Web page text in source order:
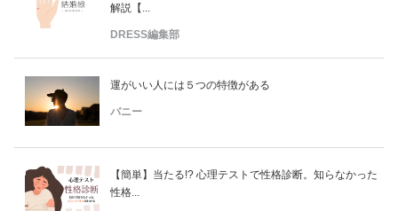
解説【...
DRESS編集部
運がいい人には５つの特徴がある
バニー
【簡単】当たる!? 心理テストで性格診断。知らなかった
性格...